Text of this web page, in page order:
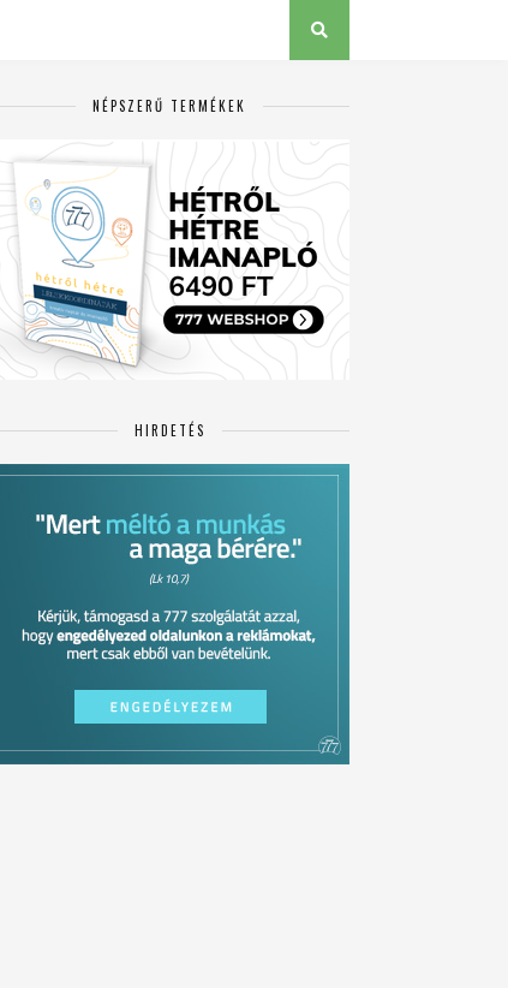
NÉPSZERŰ TERMÉKEK
HIRDETÉS